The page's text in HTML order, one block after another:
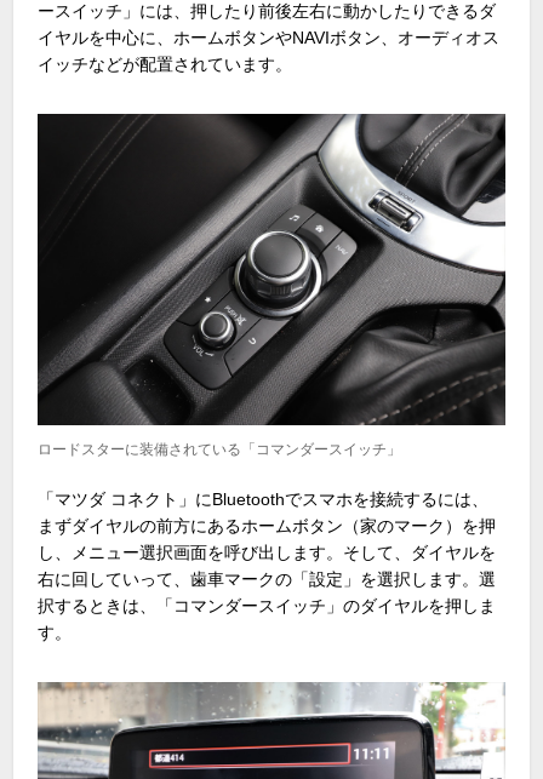
ースイッチ」には、押したり前後左右に動かしたりできるダ
イヤルを中心に、ホームボタンやNAVIボタン、オーディオス
イッチなどが配置されています。
ロードスターに装備されている「コマンダースイッチ」
「マツダ コネクト」にBluetoothでスマホを接続するには、
まずダイヤルの前方にあるホームボタン（家のマーク）を押
し、メニュー選択画面を呼び出します。そして、ダイヤルを
右に回していって、歯車マークの「設定」を選択します。選
択するときは、「コマンダースイッチ」のダイヤルを押しま
す。